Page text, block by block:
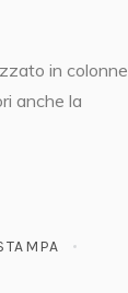
in colonne
anche la